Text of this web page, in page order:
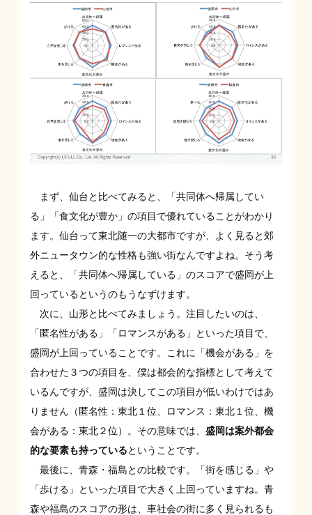
まず、仙台と比べてみると、「共同体へ帰属してい
る」「食文化が豊か」の項目で優れていることがわかり
ます。仙台って東北随一の大都市ですが、よく見ると郊
外ニュータウン的な性格も強い街なんですよね。そう考
えると、「共同体へ帰属している」のスコアで盛岡が上
回っているというのもうなずけます。
次に、山形と比べてみましょう。注目したいのは、
「匿名性がある」「ロマンスがある」といった項目で、
盛岡が上回っていることです。これに「機会がある」を
合わせた３つの項目を、僕は都会的な指標として考えて
いるんですが、盛岡は決してこの項目が低いわけではあ
りません（匿名性：東北１位、ロマンス：東北１位、機
会がある：東北２位）。その意味では、 盛岡は案外都会
的な要素も持っているということです。
最後に、青森・福島との比較です。「街を感じる」や
「歩ける」といった項目で大きく上回っていますね。青
森や福島のスコアの形は、車社会の街に多く見られるも